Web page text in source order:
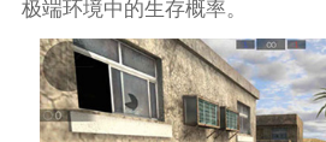
极端环境中的生存概率。